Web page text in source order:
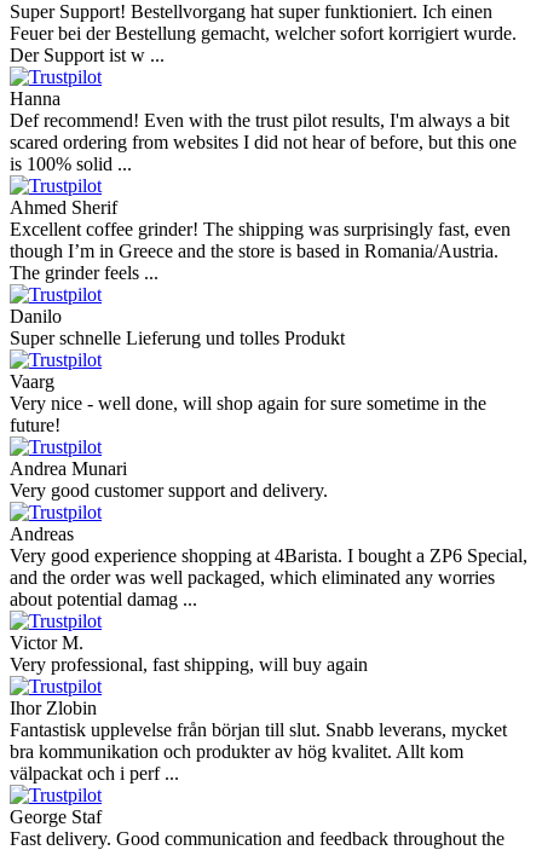
Super Support! Bestellvorgang hat super funktioniert. Ich einen
Feuer bei der Bestellung gemacht, welcher sofort korrigiert wurde.
Der Support ist w ...
Hanna
Def recommend! Even with the trust pilot results, I'm always a bit
scared ordering from websites I did not hear of before, but this one
is 100% solid ...
Ahmed Sherif
Excellent coffee grinder! The shipping was surprisingly fast, even
though I’m in Greece and the store is based in Romania/Austria.
The grinder feels ...
Danilo
Super schnelle Lieferung und tolles Produkt
Vaarg
Very nice - well done, will shop again for sure sometime in the
future!
Andrea Munari
Very good customer support and delivery.
Andreas
Very good experience shopping at 4Barista. I bought a ZP6 Special,
and the order was well packaged, which eliminated any worries
about potential damag ...
Victor M.
Very professional, fast shipping, will buy again
Ihor Zlobin
Fantastisk upplevelse från början till slut. Snabb leverans, mycket
bra kommunikation och produkter av hög kvalitet. Allt kom
välpackat och i perf ...
George Staf
Fast delivery. Good communication and feedback throughout the